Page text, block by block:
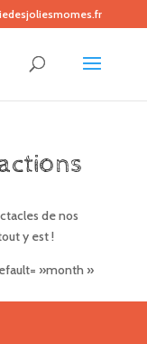
de nos
y est !
»month »